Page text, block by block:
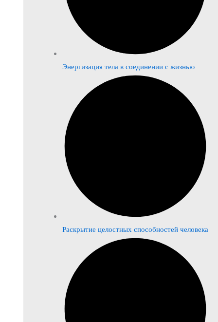
Энергизация тела в соединении с жизнью
Раскрытие целостных способностей человека